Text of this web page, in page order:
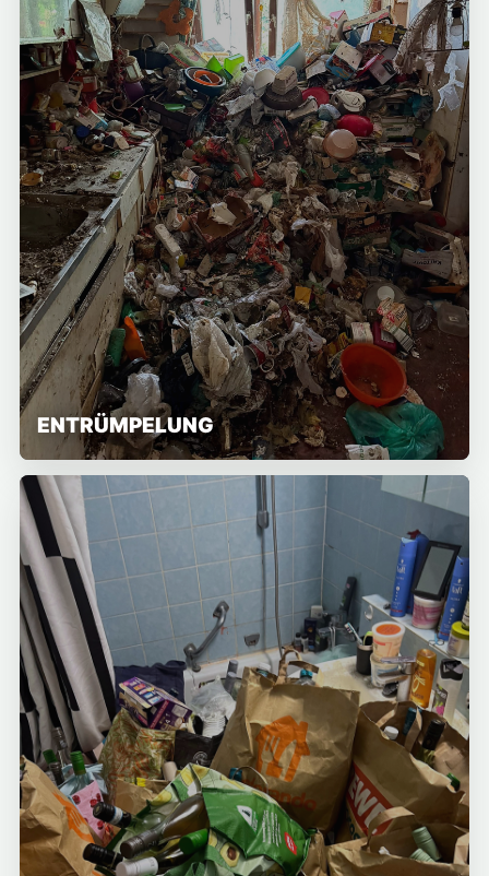
ENTRÜMPELUNG